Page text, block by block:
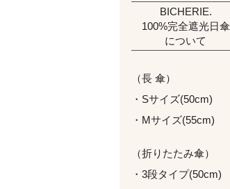
BICHERIE.
100%完全遮光日傘
について
（長 傘）
・Sサイズ(50cm)
・Mサイズ(55cm)
（折りたたみ傘）
・3段タイプ(50cm)